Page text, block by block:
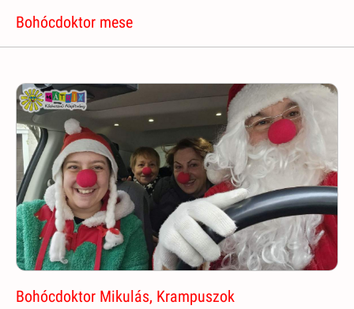
Bohócdoktor mese
Bohócdoktor Mikulás, Krampuszok